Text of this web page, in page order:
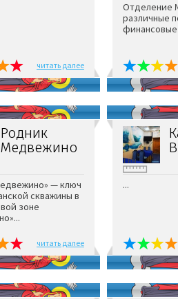
читать далее
Отделение
различные
финансовые
Родник
Медвежино
— ключ
скважины в
зоне
читать далее
1 км
...